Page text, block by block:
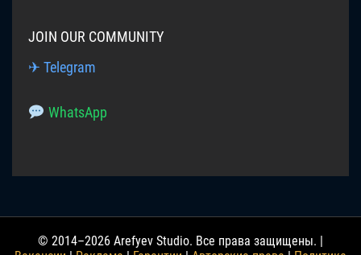
JOIN OUR COMMUNITY
✈ Telegram
WhatsApp
© 2014–2026 Arefyev Studio. Все права защищены. |